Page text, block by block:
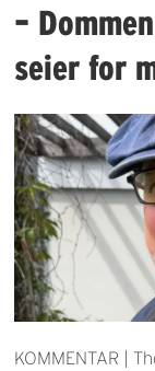
–
seier for
KOMMENTAR |